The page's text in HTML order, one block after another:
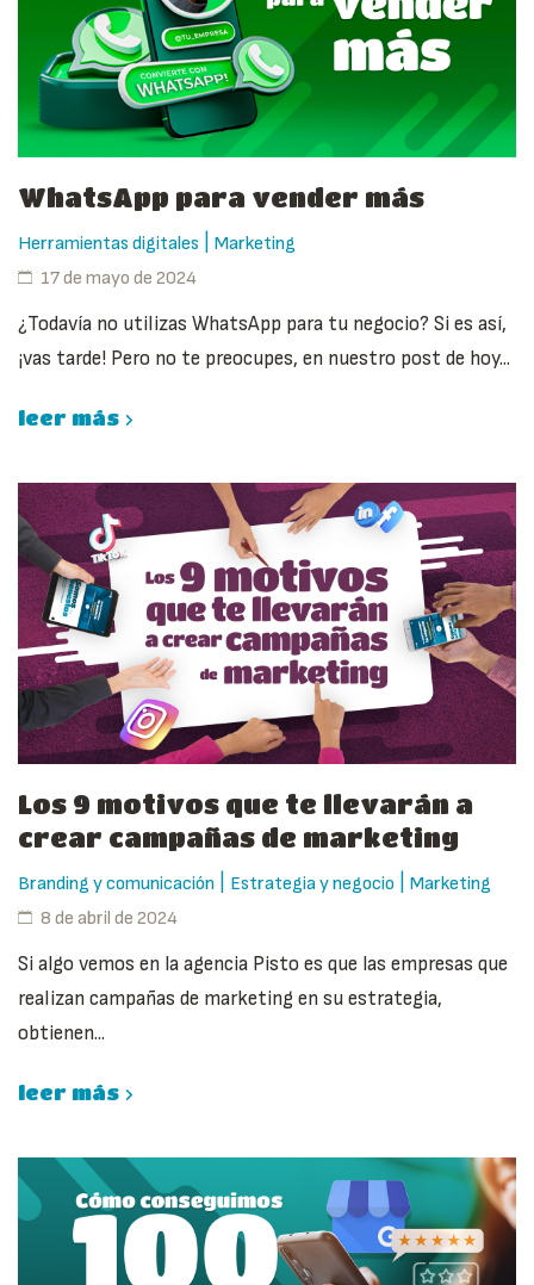
WhatsApp para vender más
Herramientas digitales
Marketing
17 de mayo de 2024
¿Todavía no utilizas WhatsApp para tu negocio? Si es así,
¡vas tarde! Pero no te preocupes, en nuestro post de hoy...
leer más
Los 9 motivos que te llevarán a
crear campañas de marketing
Branding y comunicación Estrategia y negocio
Marketing
8 de abril de 2024
Si algo vemos en la agencia Pisto es que las empresas que
realizan campañas de marketing en su estrategia,
obtienen...
leer más